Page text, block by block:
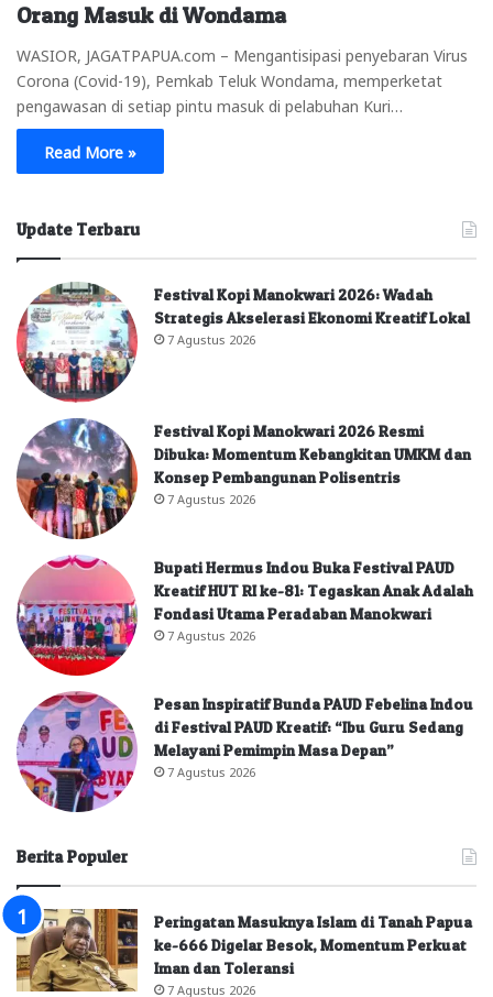
Orang Masuk di Wondama
WASIOR, JAGATPAPUA.com – Mengantisipasi penyebaran Virus
Corona (Covid-19), Pemkab Teluk Wondama, memperketat
pengawasan di setiap pintu masuk di pelabuhan Kuri…
Read More »
Update Terbaru
Festival Kopi Manokwari 2026: Wadah
Strategis Akselerasi Ekonomi Kreatif Lokal
7 Agustus 2026
Festival Kopi Manokwari 2026 Resmi
Dibuka: Momentum Kebangkitan UMKM dan
Konsep Pembangunan Polisentris
7 Agustus 2026
Bupati Hermus Indou Buka Festival PAUD
Kreatif HUT RI ke-81: Tegaskan Anak Adalah
Fondasi Utama Peradaban Manokwari
7 Agustus 2026
Pesan Inspiratif Bunda PAUD Febelina Indou
di Festival PAUD Kreatif: “Ibu Guru Sedang
Melayani Pemimpin Masa Depan”
7 Agustus 2026
Berita Populer
Peringatan Masuknya Islam di Tanah Papua
ke-666 Digelar Besok, Momentum Perkuat
Iman dan Toleransi
7 Agustus 2026